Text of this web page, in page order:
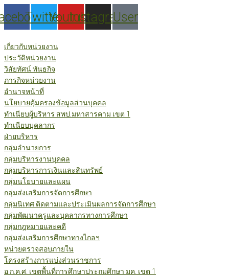
to
content
TwitterYoutube
Instagram
User
เกี่ยวกับหน่วยงาน
ประวัติหน่วยงาน
วิสัยทัศน์ พันธกิจ
ภารกิจหน่วยงาน
อำนาจหน้าที่
นโยบายคุ้มครองข้อมูลส่วนบุคคล
ทำเนียบผู้บริหาร สพป.มหาสารคาม เขต 1
ทำเนียบบุคลากร
ฝ่ายบริหาร
กลุ่มอำนวยการ
กลุ่มบริหารงานบุคคล
กลุ่มบริหารการเงินและสินทรัพย์
กลุ่มนโยบายและแผน
กลุ่มส่งเสริมการจัดการศึกษา
กลุ่มนิเทศ ติดตามและประเมินผลการจัดการศึกษา
กลุ่มพัฒนาครูและบุคลากรทางการศึกษา
กลุ่มกฎหมายและคดี
กลุ่มส่งเสริมการศึกษาทางไกลฯ
หน่วยตรวจสอบภายใน
โครงสร้างการแบ่งส่วนราชการ
อ.ก.ค.ศ. เขตพื้นที่การศึกษาประถมศึกษา มค. เขต 1